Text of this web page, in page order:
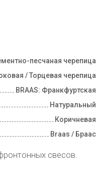
песчаная черепица
/ Торцевая черепица
BRAAS: Франкфуртская
Натуральный
Коричневая
Braas / Браас
свесов.